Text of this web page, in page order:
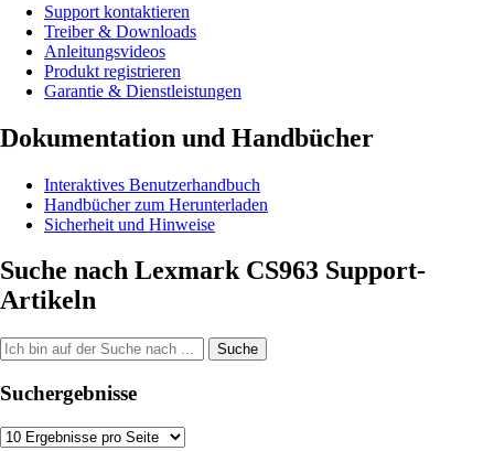
Support kontaktieren
Treiber & Downloads
Anleitungsvideos
Produkt registrieren
Garantie & Dienstleistungen
Dokumentation und Handbücher
Interaktives Benutzerhandbuch
Handbücher zum Herunterladen
Sicherheit und Hinweise
Suche nach Lexmark CS963 Support-
Artikeln
Suche
Suchergebnisse